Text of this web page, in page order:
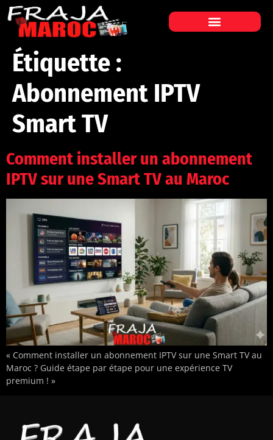
Étiquette :
Abonnement IPTV
Smart TV
Comment installer un abonnement
IPTV sur une Smart TV au Maroc
« Comment installer un abonnement IPTV sur une Smart TV au
Maroc ? Guide étape par étape pour une expérience TV
premium ! »